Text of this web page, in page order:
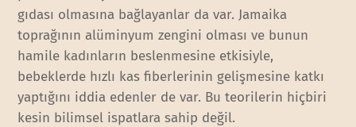
gıdası olmasına bağlayanlar da var. Jamaika
toprağının alüminyum zengini olması ve bunun
hamile kadınların beslenmesine etkisiyle,
bebeklerde hızlı kas fiberlerinin gelişmesine katkı
yaptığını iddia edenler de var. Bu teorilerin hiçbiri
kesin bilimsel ispatlara sahip değil.